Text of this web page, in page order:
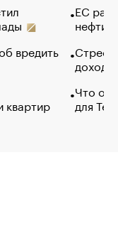
вредить
квартир
ЕС
нефти
Что
для